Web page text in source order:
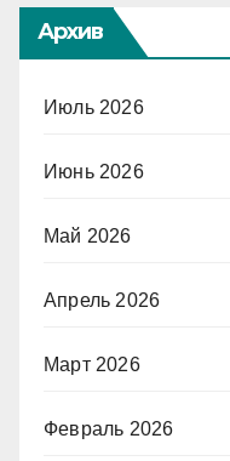
Архив
Июль 2026
Июнь 2026
Май 2026
Апрель 2026
Март 2026
Февраль 2026